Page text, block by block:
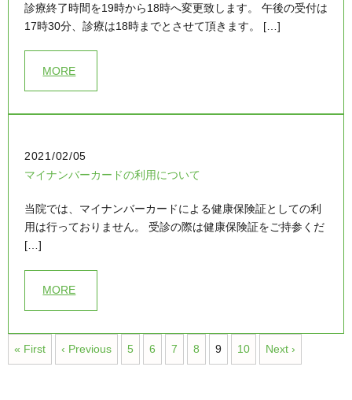
診療終了時間を19時から18時へ変更致します。 午後の受付は
17時30分、診療は18時までとさせて頂きます。 […]
MORE
2021/02/05
マイナンバーカードの利用について
当院では、マイナンバーカードによる健康保険証としての利
用は行っておりません。 受診の際は健康保険証をご持参くだ
[…]
MORE
« First ‹ Previous 5 6 7 8 9 10 Next ›